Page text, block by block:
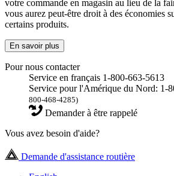
votre commande en magasin au lieu de la
vous aurez peut-être droit à des économies
certains produits.
En savoir plus
Pour nous contacter
Service en français 1-800-663-5613
Service pour l'Amérique du Nord:
800-468-4285)
Demander à être rappelé
Vous avez besoin d'aide?
Demande d'assistance routière